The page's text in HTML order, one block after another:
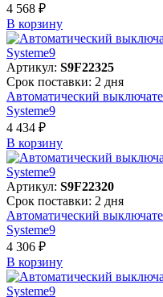
4 568 ₽
В корзинy
Артикул: S9F22325
Срок поставки: 2 дня
Автоматический
Systeme9
4 434 ₽
В корзинy
Артикул: S9F22320
Срок поставки: 2 дня
Автоматический
Systeme9
4 306 ₽
В корзинy